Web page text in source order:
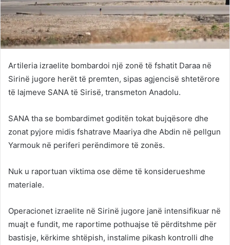
Artileria izraelite bombardoi një zonë të fshatit Daraa në
Sirinë jugore herët të premten, sipas agjencisë shtetërore
të lajmeve SANA të Sirisë, transmeton Anadolu.
SANA tha se bombardimet goditën tokat bujqësore dhe
zonat pyjore midis fshatrave Maariya dhe Abdin në pellgun
Yarmouk në periferi perëndimore të zonës.
Nuk u raportuan viktima ose dëme të konsiderueshme
materiale.
Operacionet izraelite në Sirinë jugore janë intensifikuar në
muajt e fundit, me raportime pothuajse të përditshme për
bastisje, kërkime shtëpish, instalime pikash kontrolli dhe